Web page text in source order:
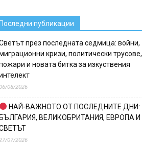
публикации
през последната седмица: войни,
кризи, политически трусове,
и новата битка за изкуствения
08/2026
НАЙ-ВАЖНОТО ОТ ПОСЛЕДНИТЕ ДНИ:
ВЕЛИКОБРИТАНИЯ, ЕВРОПА И
07/2026